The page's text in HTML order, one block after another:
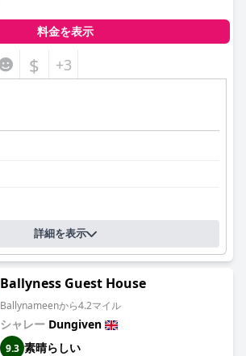
料金を表示
$ +3
詳細を表示
Ballyness Guest House
Ballynameenから4.2マイル
シャレー Dungiven
9.3 素晴らしい